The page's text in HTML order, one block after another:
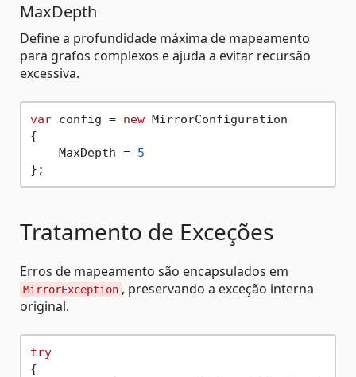
MaxDepth
Define a profundidade máxima de mapeamento
para grafos complexos e ajuda a evitar recursão
excessiva.
var config = new MirrorConfiguration
{
    MaxDepth =
5
Tratamento de Exceções
Erros de mapeamento são encapsulados em
MirrorException , preservando a exceção interna
original.
try
{